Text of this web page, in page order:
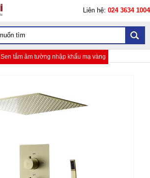
Liên hệ: 024 3634 1004
Sen tắm âm tường nhập khẩu mạ vàng